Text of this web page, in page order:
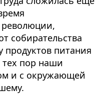
революции,
собирательства
продуктов питания
пор наши
и с окружающей